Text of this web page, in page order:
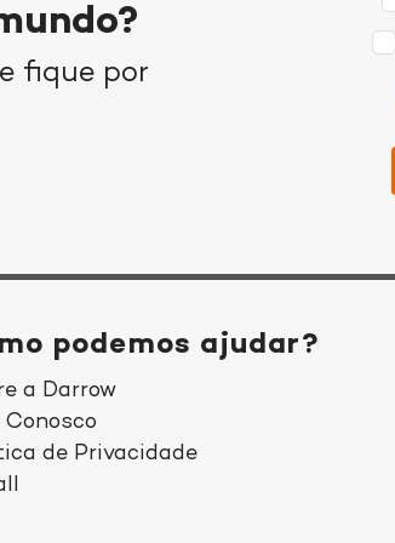
fique por
podemos ajudar?
a Darrow
Conosco
de Privacidade